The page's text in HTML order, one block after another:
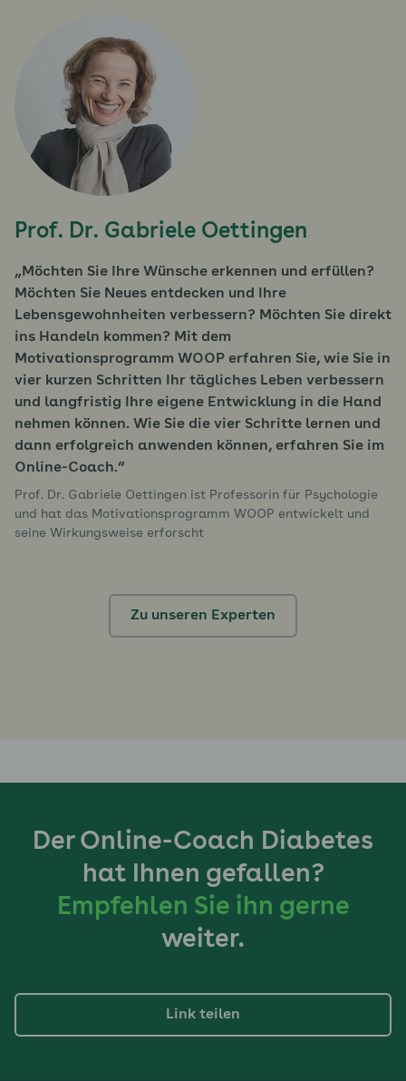
Prof. Dr. Gabriele Oettingen
Möchten Sie Ihre Wünsche erkennen und erfüllen?
Möchten Sie Neues entdecken und Ihre
Lebensgewohnheiten verbessern? Möchten Sie direkt
ins Handeln kommen? Mit dem
Motivationsprogramm WOOP erfahren Sie, wie Sie in
vier kurzen Schritten Ihr tägliches Leben verbessern
und langfristig Ihre eigene Entwicklung in die Hand
nehmen können. Wie Sie die vier Schritte lernen und
dann erfolgreich anwenden können, erfahren Sie im
Online-Coach.
Prof. Dr. Gabriele Oettingen ist Professorin für Psychologie
und hat das Motivationsprogramm WOOP entwickelt und
seine Wirkungsweise erforscht
Zu unseren Experten
Der Online-Coach Diabetes
hat Ihnen gefallen?
Empfehlen Sie ihn gerne
weiter.
Link teilen